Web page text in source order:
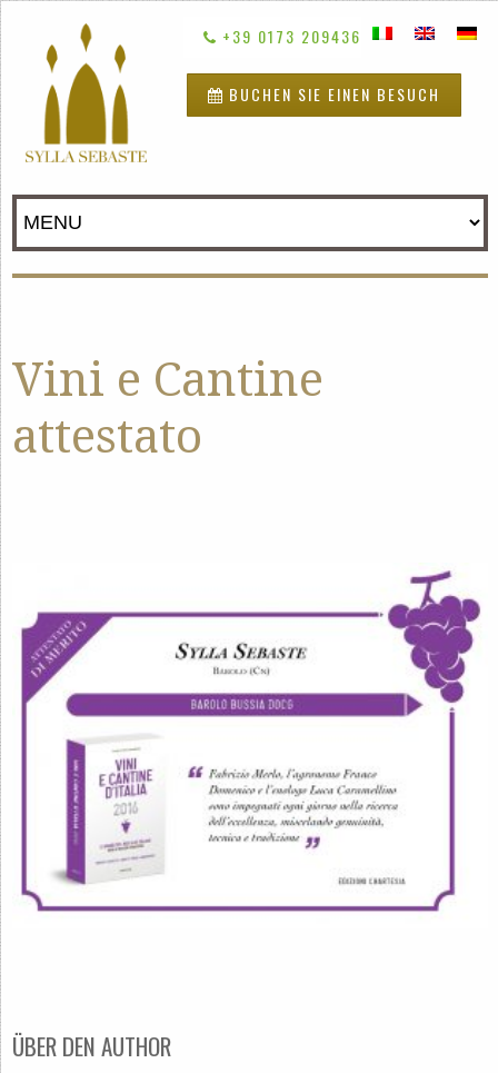
+39 0173 209436
BUCHEN SIE EINEN BESUCH
Vini e Cantine
attestato
ÜBER DEN AUTHOR